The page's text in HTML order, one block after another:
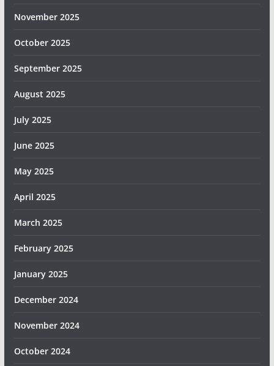
November 2025
October 2025
September 2025
August 2025
July 2025
June 2025
May 2025
April 2025
March 2025
February 2025
January 2025
December 2024
November 2024
October 2024